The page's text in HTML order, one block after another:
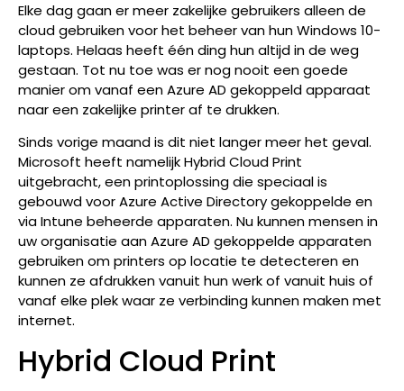
Elke dag gaan er meer zakelijke gebruikers alleen de
cloud gebruiken voor het beheer van hun Windows 10-
laptops. Helaas heeft één ding hun altijd in de weg
gestaan. Tot nu toe was er nog nooit een goede
manier om vanaf een Azure AD gekoppeld apparaat
naar een zakelijke printer af te drukken.
Sinds vorige maand is dit niet langer meer het geval.
Microsoft heeft namelijk Hybrid Cloud Print
uitgebracht, een printoplossing die speciaal is
gebouwd voor Azure Active Directory gekoppelde en
via Intune beheerde apparaten. Nu kunnen mensen in
uw organisatie aan Azure AD gekoppelde apparaten
gebruiken om printers op locatie te detecteren en
kunnen ze afdrukken vanuit hun werk of vanuit huis of
vanaf elke plek waar ze verbinding kunnen maken met
internet.
Hybrid Cloud Print